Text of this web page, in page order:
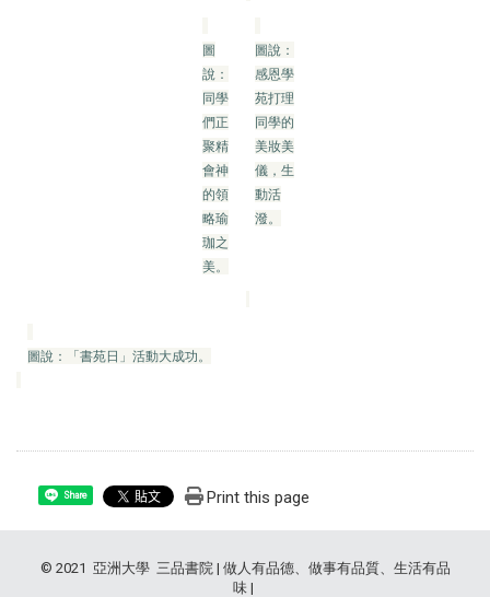
圖
說：
同學
們正
聚精
會神
的領
略瑜
珈之
美。
圖說：
感恩學
苑打理
同學的
美妝美
儀，生
動活
潑。
圖說：「書苑日」活動大成功。
Share Print this page
© 2021 亞洲大學 三品書院 | 做人有品德、做事有品質、生活有品
味 |